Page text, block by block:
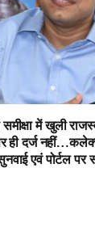
में खुली
ही दर्ज
एवं पोर्टल